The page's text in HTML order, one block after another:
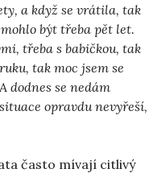
a když se vrátila, tak
být třeba pět let.
třeba s babičkou, tak
tak moc jsem se
dodnes se nedám
opravdu nevyřeší,
často mívají citlivý